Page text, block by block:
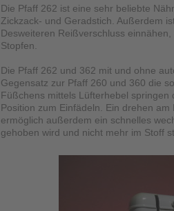
Die Pfaff 262 ist eine sehr beliebte
Zickzack- und Geradstich. Außerdem
Desweiteren Reißverschluss
Stopfen.
Die Pfaff 262 und 362 mit und ohne
Gegensatz zur Pfaff 260 und 360 die
Füßchens mittels Lüfterhebel
Position zum Einfädeln. Ein drehen
ermöglich außerdem ein schnelles
gehoben wird und nicht mehr im Stoff